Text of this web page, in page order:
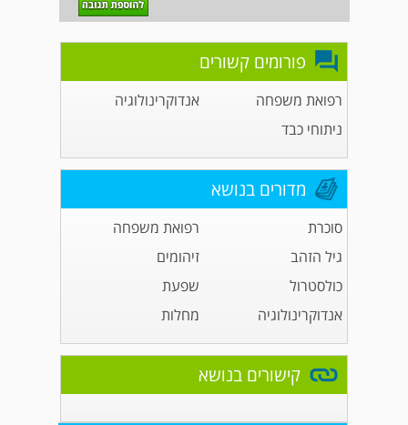
פורומים קשורים
רפואת משפחה
אנדוקרינולוגיה
ניתוחי כבד
מדורים בנושא
סוכרת
רפואת משפחה
גיל הזהב
זיהומים
כולסטרול
שפעת
אנדוקרינולוגיה
מחלות
קישורים בנושא